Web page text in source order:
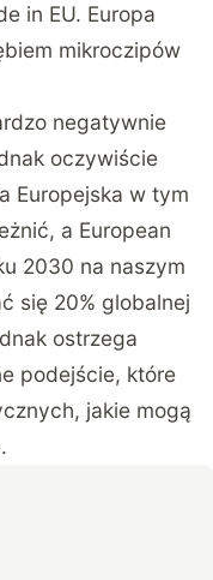
in EU. Europa
mikroczipów
negatywnie
oczywiście
Europejska w tym
a European
2030 na naszym
się 20% globalnej
ostrzega
podejście, które
jakie mogą